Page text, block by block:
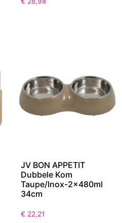
JV BON APPETIT
Dubbele Kom
Taupe/Inox-2x480ml
34cm
€ 22,21